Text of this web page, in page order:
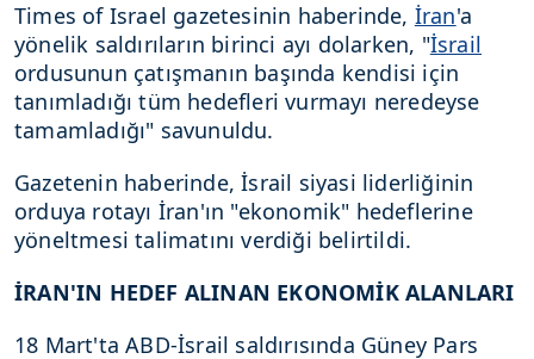
Times of Israel gazetesinin haberinde, İran'a
yönelik saldırıların birinci ayı dolarken, "İsrail
ordusunun çatışmanın başında kendisi için
tanımladığı tüm hedefleri vurmayı neredeyse
tamamladığı" savunuldu.
Gazetenin haberinde, İsrail siyasi liderliğinin
orduya rotayı İran'ın "ekonomik" hedeflerine
yöneltmesi talimatını verdiği belirtildi.
İRAN'IN HEDEF ALINAN EKONOMİK ALANLARI
18 Mart'ta ABD-İsrail saldırısında Güney Pars